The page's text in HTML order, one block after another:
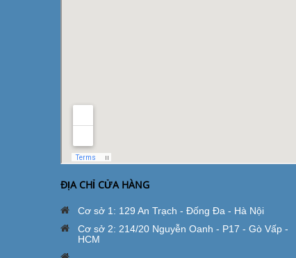
ĐỊA CHỈ CỬA HÀNG
Cơ sở 1: 129 An Trạch - Đống Đa - Hà Nội
Cơ sở 2: 214/20 Nguyễn Oanh - P17 - Gò Vấp -
HCM